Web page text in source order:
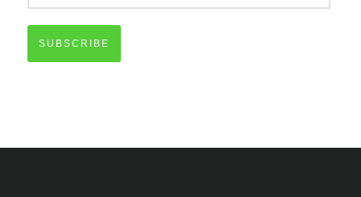
SUBSCRIBE